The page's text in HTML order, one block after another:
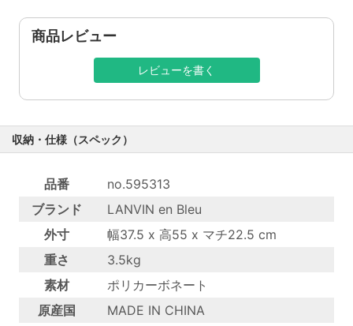
商品レビュー
レビューを書く
収納・仕様（スペック）
品番
no.595313
ブランド
LANVIN en Bleu
外寸
幅37.5 x 高55 x マチ22.5 cm
重さ
3.5kg
素材
ポリカーボネート
原産国
MADE IN CHINA